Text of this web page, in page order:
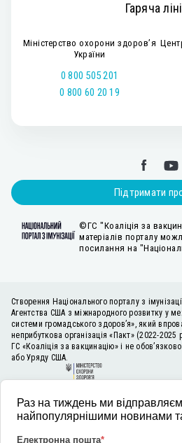
Гаряча
Міністерство охорони здоров’я
України
0 800 505 201
0 800 60 20 19
Підтримати
©ГС "Коаліція за
матеріалів порталу
посилання на
Створення Національного порталу з
Агентства США з міжнародного розвитку у
системи громадського здоров’я», який
неприбуткова організація «Пакт» (2022-2025
ГС «Коаліція за вакцинацію» і не
або Уряду США.
Раз на тиждень ми
найпопулярнішими новинами
Електронна пошта*